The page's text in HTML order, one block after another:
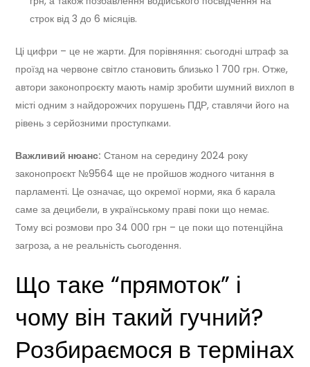
строк від 3 до 6 місяців.
Ці цифри – це не жарти. Для порівняння: сьогодні штраф за
проїзд на червоне світло становить близько 1 700 грн. Отже,
автори законопроєкту мають намір зробити шумний вихлоп в
місті одним з найдорожчих порушень ПДР, ставлячи його на
рівень з серйозними проступками.
Важливий нюанс: Станом на середину 2024 року
законопроєкт №9564 ще не пройшов жодного читання в
парламенті. Це означає, що окремої норми, яка б карала
саме за децибели, в українському праві поки що немає.
Тому всі розмови про 34 000 грн – це поки що потенційна
загроза, а не реальність сьогодення.
Що таке “прямоток” і
чому він такий гучний?
Розбираємося в термінах